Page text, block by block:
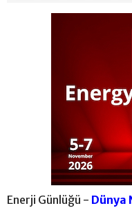
Enerji Günlüğü - Dünya